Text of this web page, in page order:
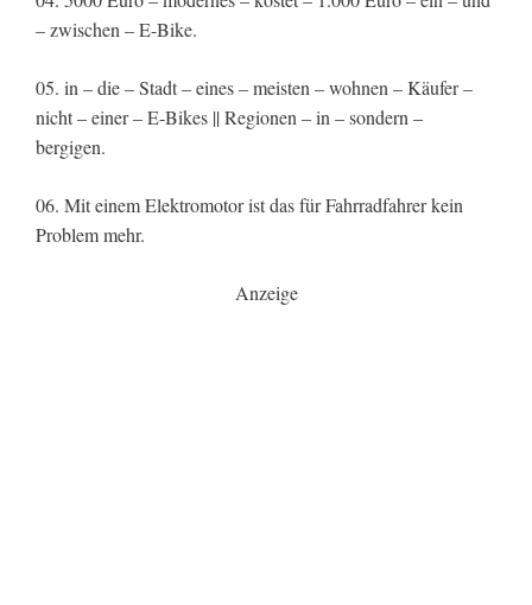
– zwischen – E-Bike.
05. in – die – Stadt – eines – meisten – wohnen – Käufer –
nicht – einer – E-Bikes || Regionen – in – sondern –
bergigen.
06. Mit einem Elektromotor ist das für Fahrradfahrer kein
Problem mehr.
Anzeige